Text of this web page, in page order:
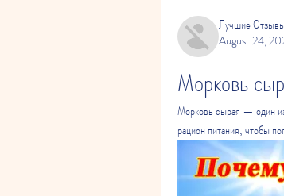
Лучшие Отзывы
August 24,
Морковь
Морковь сырая — один из
рацион питания, чтобы